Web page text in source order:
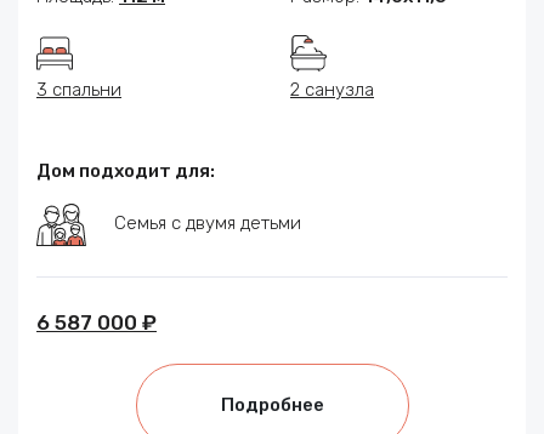
3 спальни 2 санузла
Дом подходит для:
Семья с двумя детьми
6 587 000 ₽
Подробнее